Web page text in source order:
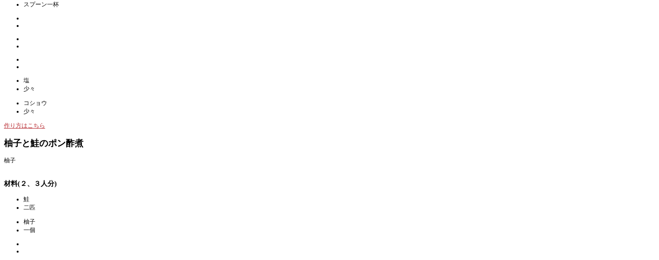
スプーン一杯
塩
少々
コショウ
少々
作り方はこちら
柚子と鮭のポン酢煮
柚子
材料(２、３人分)
鮭
二匹
柚子
一個